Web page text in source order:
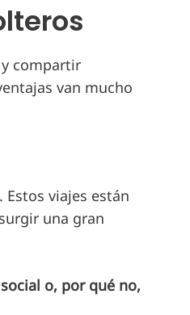
compartir
van mucho
viajes están
una gran
o, por qué no,